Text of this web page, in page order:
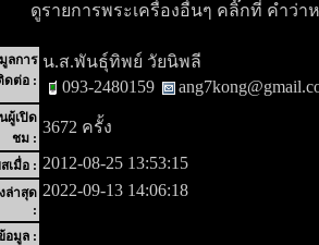
ดูรายการพระเครื่องอื่นๆ คลิ๊กที่ คำว่า
ลการ
ดต่อ :
น.ส.พันธุ์ทิพย์ วัยนิพลี
093-2480159
ผู้เปิด
ชม :
3672 ครั้ง
เมื่อ : 2012-08-25 13:53:15
ล่าสุด
:
2022-09-13 14:06:18
อมูล :